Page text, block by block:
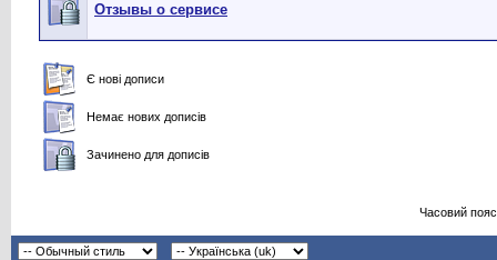
Отзывы о сервисе
Є нові дописи
Немає нових дописів
Зачинено для дописів
Часовий